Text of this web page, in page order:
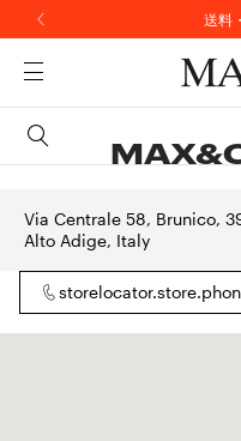
送料
Via Centrale 58, Brunico,
Alto Adige, Italy